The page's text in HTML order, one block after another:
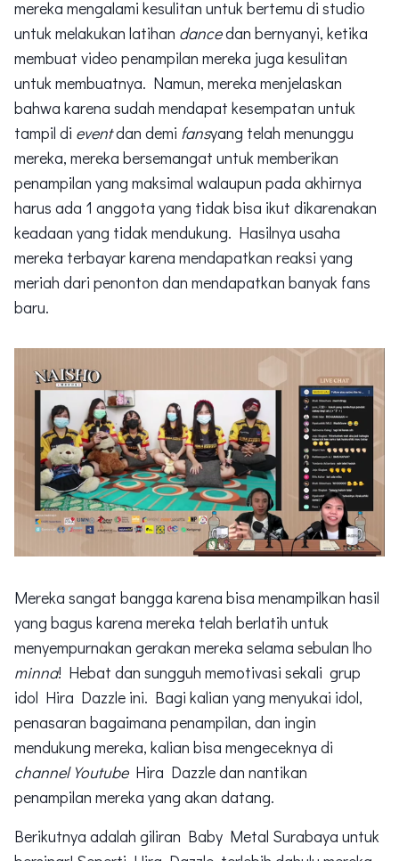
mereka mengalami kesulitan untuk bertemu di studio
untuk melakukan latihan dancedan bernyanyi, ketika
membuat video penampilan mereka juga kesulitan
untuk membuatnya. Namun, mereka menjelaskan
bahwa karena sudah mendapat kesempatan untuk
tampil di eventdan demi fansyang telah menunggu
mereka, mereka bersemangat untuk memberikan
penampilan yang maksimal walaupun pada akhirnya
harus ada 1 anggota yang tidak bisa ikut dikarenakan
keadaan yang tidak mendukung. Hasilnya usaha
mereka terbayar karena mendapatkan reaksi yang
meriah dari penonton dan mendapatkan banyak fans
baru.
Mereka sangat bangga karena bisa menampilkan hasil
yang bagus karena mereka telah berlatih untuk
menyempurnakan gerakan mereka selama sebulan lho
minna! Hebat dan sungguh memotivasi sekali grup
idol Hira Dazzle ini. Bagi kalian yang menyukai idol,
penasaran bagaimana penampilan, dan ingin
mendukung mereka, kalian bisa mengeceknya di
channel YoutubeHira Dazzle dan nantikan
penampilan mereka yang akan datang.
Berikutnya adalah giliran Baby Metal Surabaya untuk